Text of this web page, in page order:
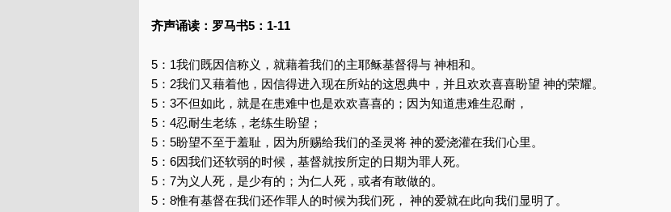
齐声诵读：罗马书5：1-11
5：1我们既因信称义，就藉着我们的主耶稣基督得与 神相和。
5：2我们又藉着他，因信得进入现在所站的这恩典中，并且欢欢喜喜盼望 神的荣耀。
5：3不但如此，就是在患难中也是欢欢喜喜的；因为知道患难生忍耐，
5：4忍耐生老练，老练生盼望；
5：5盼望不至于羞耻，因为所赐给我们的圣灵将 神的爱浇灌在我们心里。
5：6因我们还软弱的时候，基督就按所定的日期为罪人死。
5：7为义人死，是少有的；为仁人死，或者有敢做的。
5：8惟有基督在我们还作罪人的时候为我们死， 神的爱就在此向我们显明了。